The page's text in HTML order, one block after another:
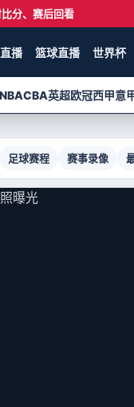
分、赛后回看
播 篮球直播 世界杯
NBACBA英超欧冠西甲意
足球赛程 赛事录像